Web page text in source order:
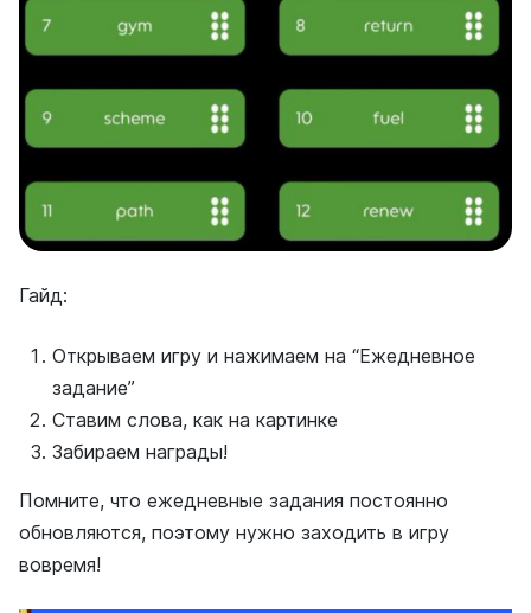
Гайд:
Открываем игру и нажимаем на “Ежедневное
задание”
Ставим слова, как на картинке
Забираем награды!
Помните, что ежедневные задания постоянно
обновляются, поэтому нужно заходить в игру
вовремя!